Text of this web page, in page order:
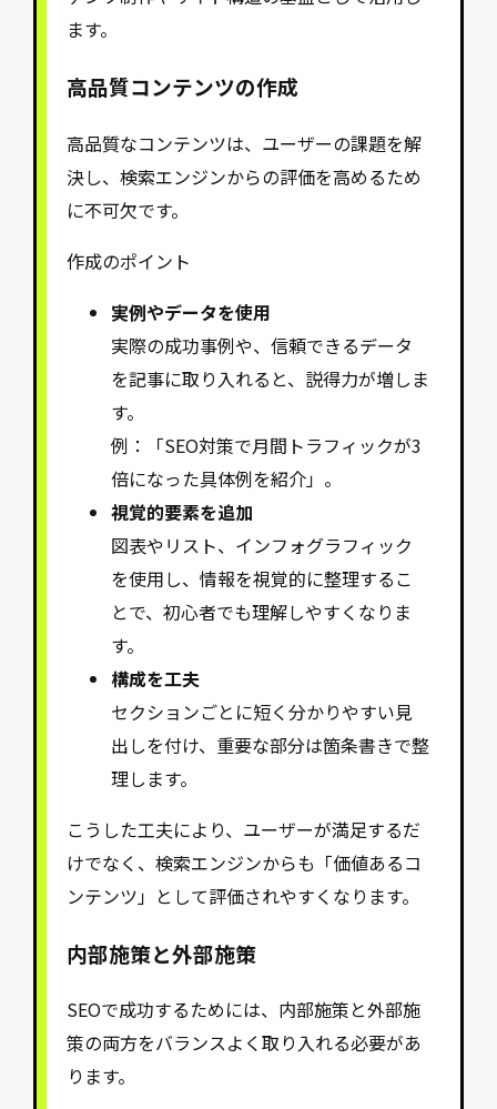
ます。
高品質コンテンツの作成
高品質なコンテンツは、ユーザーの課題を解
決し、検索エンジンからの評価を高めるため
に不可欠です。
作成のポイント
実例やデータを使用
実際の成功事例や、信頼できるデータ
を記事に取り入れると、説得力が増しま
す。
例：「SEO対策で月間トラフィックが3
倍になった具体例を紹介」。
視覚的要素を追加
図表やリスト、インフォグラフィック
を使用し、情報を視覚的に整理するこ
とで、初心者でも理解しやすくなりま
す。
構成を工夫
セクションごとに短く分かりやすい見
出しを付け、重要な部分は箇条書きで整
理します。
こうした工夫により、ユーザーが満足するだ
けでなく、検索エンジンからも「価値あるコ
ンテンツ」として評価されやすくなります。
内部施策と外部施策
SEOで成功するためには、内部施策と外部施
策の両方をバランスよく取り入れる必要があ
ります。